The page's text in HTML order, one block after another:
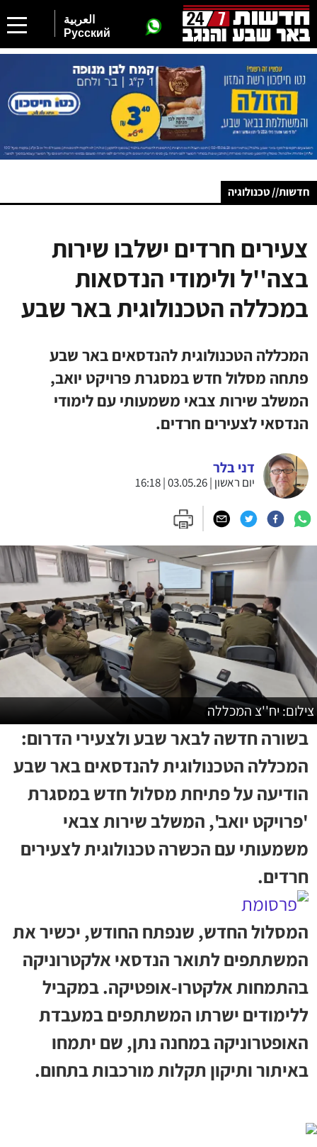
العربية
Русский
חדשות// טכנולוגיה
צעירים חרדים ישלבו שירות
בצה''ל ולימודי הנדסאות
במכללה הטכנולוגית באר שבע
המכללה הטכנולוגית להנדסאים באר שבע
פתחה מסלול חדש במסגרת פרויקט יואב,
המשלב שירות צבאי משמעותי עם לימודי
הנדסאי לצעירים חרדים.
דני בלר
יום ראשון | 03.05.26 | 16:18
צילום: יח''צ המכללה
בשורה חדשה לבאר שבע ולצעירי הדרום:
המכללה הטכנולוגית להנדסאים באר שבע
הודיעה על פתיחת מסלול חדש במסגרת
'פרויקט יואב', המשלב שירות צבאי
משמעותי עם הכשרה טכנולוגית לצעירים
חרדים.
המסלול החדש, שנפתח החודש, יכשיר את
המשתתפים לתואר הנדסאי אלקטרוניקה
בהתמחות אלקטרו-אופטיקה. במקביל
ללימודים ישרתו המשתתפים במעבדת
האופטרוניקה במחנה נתן, שם יתמחו
באיתור ותיקון תקלות מורכבות בתחום.